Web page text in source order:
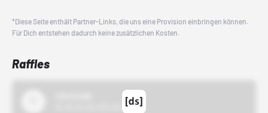
*Diese Seite enthält Partner-Links, die uns eine Provision einbringen können.
Für Dich entstehen dadurch keine zusätzlichen Kosten.
Raffles